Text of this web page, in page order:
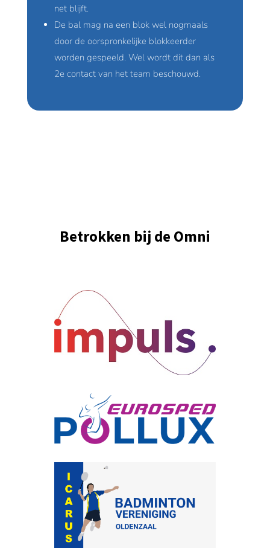
net blijft.
De bal mag na een blok wel nogmaals
door de oorspronkelijke blokkeerder
worden gespeeld. Wel wordt dit dan als
2e contact van het team beschouwd.
Betrokken bij de Omni